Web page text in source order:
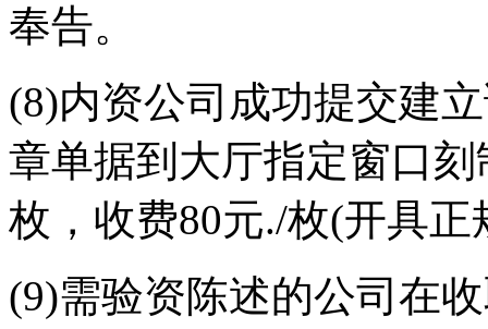
奉告。
(8)内资公司成功提交建
章单据到大厅指定窗口
枚，收费80元./枚(开具
(9)需验资陈述的公司在